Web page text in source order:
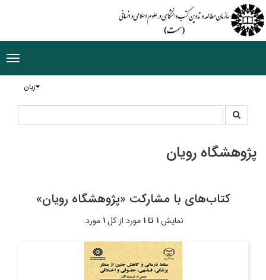
زبان
جستجو
در
پژوهشگاه رویان
کتاب‌های با مشارکت «پژوهشگاه رویان»
نمایش۱ تا ۱ مورد از کل۱ مورد.